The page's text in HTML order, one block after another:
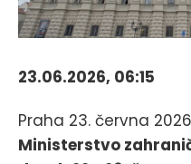
23.06.2026, 06:15
Praha 23. června
Ministerstvo